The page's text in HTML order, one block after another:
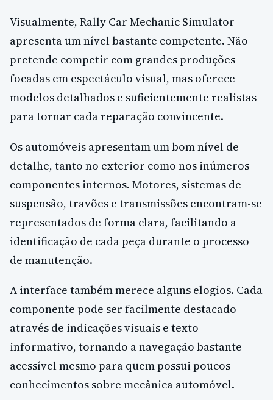
Visualmente, Rally Car Mechanic Simulator
apresenta um nível bastante competente. Não
pretende competir com grandes produções
focadas em espectáculo visual, mas oferece
modelos detalhados e suficientemente realistas
para tornar cada reparação convincente.
Os automóveis apresentam um bom nível de
detalhe, tanto no exterior como nos inúmeros
componentes internos. Motores, sistemas de
suspensão, travões e transmissões encontram-se
representados de forma clara, facilitando a
identificação de cada peça durante o processo
de manutenção.
A interface também merece alguns elogios. Cada
componente pode ser facilmente destacado
através de indicações visuais e texto
informativo, tornando a navegação bastante
acessível mesmo para quem possui poucos
conhecimentos sobre mecânica automóvel.